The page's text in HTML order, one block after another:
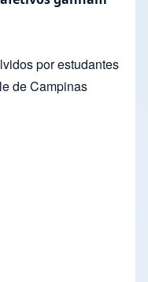
por estudantes
de Campinas